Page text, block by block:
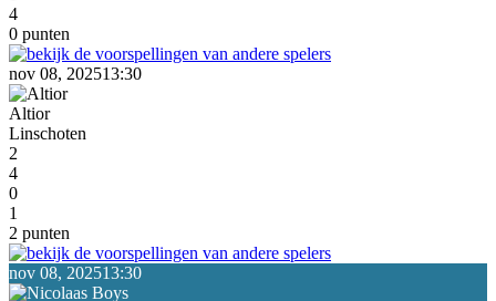
4
0 punten
nov 08, 202513:30
Altior
Linschoten
2
4
0
1
2 punten
nov 08, 202513:30